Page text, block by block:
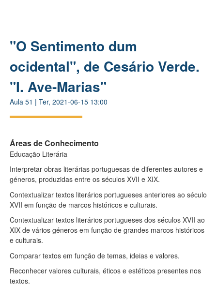
"O Sentimento dum
ocidental", de Cesário Verde.
"I. Ave-Marias"
Aula 51 | Ter, 2021-06-15 13:00
Áreas de Conhecimento
Educação Literária
Interpretar obras literárias portuguesas de diferentes autores e
géneros, produzidas entre os séculos XVII e XIX.
Contextualizar textos literários portugueses anteriores ao século
XVII em função de marcos históricos e culturais.
Contextualizar textos literários portugueses dos séculos XVII ao
XIX de vários géneros em função de grandes marcos históricos
e culturais.
Comparar textos em função de temas, ideias e valores.
Reconhecer valores culturais, éticos e estéticos presentes nos
textos.